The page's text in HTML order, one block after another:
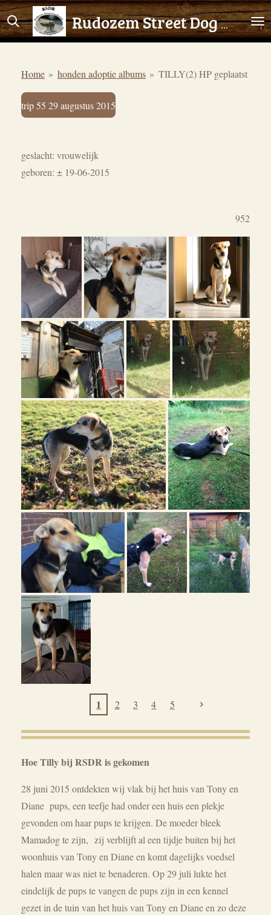
Ga
direct
hoofdinhoud
Rudozem Street Dog Rescue
Home » honden adoptie albums » TILLY(2) HP geplaatst
trip 55 29 augustus 2015
geslacht: vrouwelijk
geboren: ± 19-06-2015
952
1 2 3 4 5
Hoe Tilly bij RSDR is gekomen
28 juni 2015 ontdekten wij vlak bij het huis van Tony en
Diane pups, een teefje had onder een huis een plekje
gevonden om haar pups te krijgen. De moeder bleek
Mamadog te zijn, zij verblijft al een tijdje buiten bij het
woonhuis van Tony en Diane en komt dagelijks voedsel
halen maar was niet te benaderen. Op 29 juli lukte het
eindelijk de pups te vangen de pups zijn in een kennel
gezet in de tuin van het huis van Tony en Diane en zo deze